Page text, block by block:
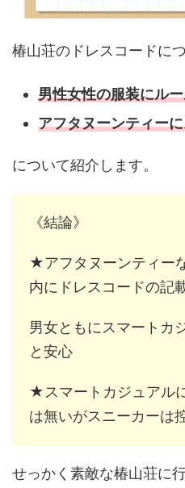
椿山荘のドレスコードに
男性女性の服装にル
アフタヌーンティー
について紹介します。
《結論》
★アフタヌーンティー
内にドレスコードの記
男女ともにスマートカ
と安心
★スマートカジュアル
は無いがスニーカーは
せっかく素敵な椿山荘に